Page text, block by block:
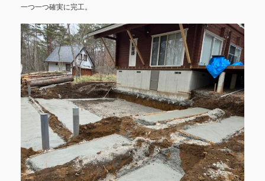
一つ一つ確実に完工。